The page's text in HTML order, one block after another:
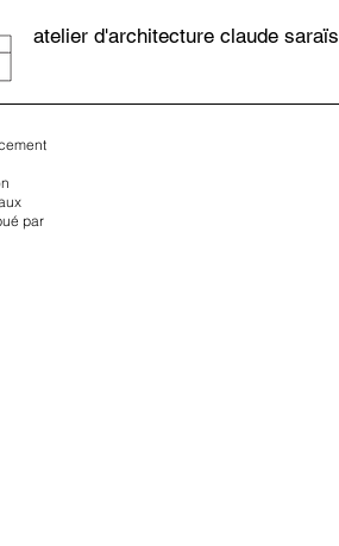
atelier d'architecture claude saraïs
par